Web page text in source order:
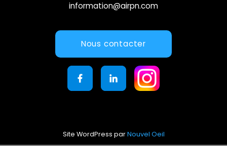
information@airpn.com
Nous contacter
Site WordPress parNouvel Oeil